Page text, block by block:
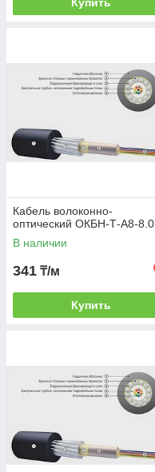
Кабель волоконно-
оптический ОКБН-Т-А8-8.0
В наличии
341 ₸/м
Купить